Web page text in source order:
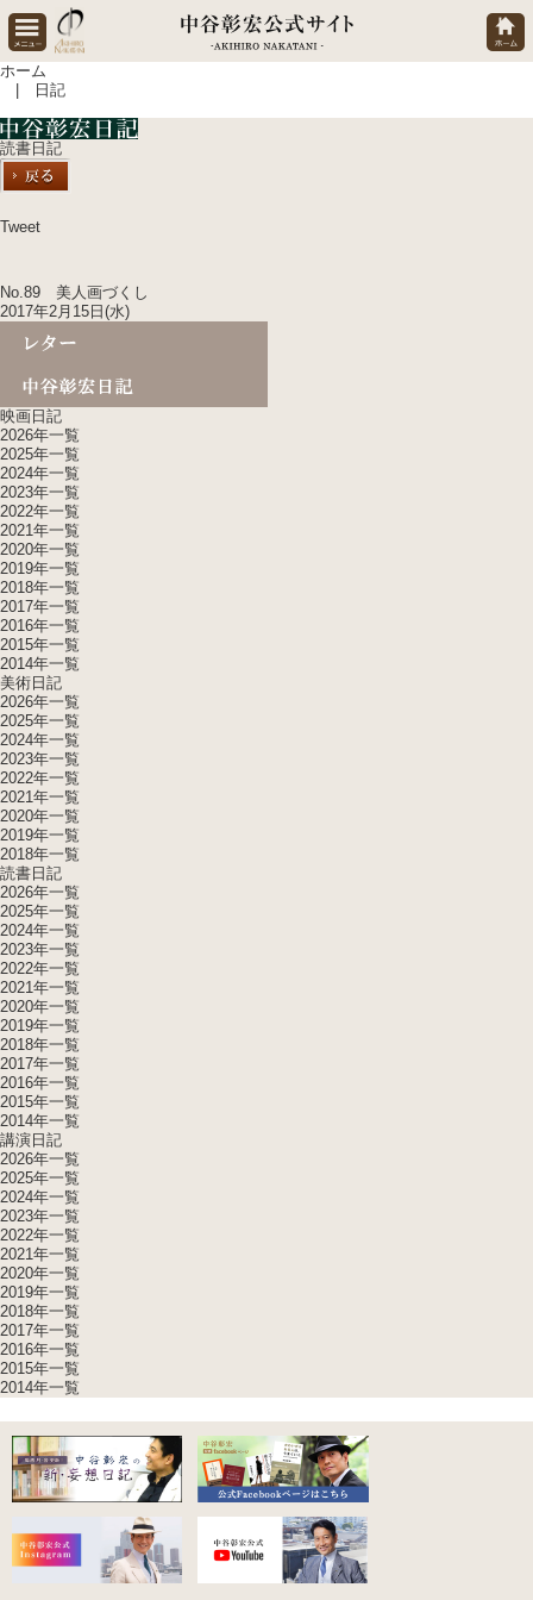
ホーム
| 日記
読書日記
Tweet
No.89 美人画づくし
2017年2月15日(水)
映画日記
2026年一覧
2025年一覧
2024年一覧
2023年一覧
2022年一覧
2021年一覧
2020年一覧
2019年一覧
2018年一覧
2017年一覧
2016年一覧
2015年一覧
2014年一覧
美術日記
2026年一覧
2025年一覧
2024年一覧
2023年一覧
2022年一覧
2021年一覧
2020年一覧
2019年一覧
2018年一覧
読書日記
2026年一覧
2025年一覧
2024年一覧
2023年一覧
2022年一覧
2021年一覧
2020年一覧
2019年一覧
2018年一覧
2017年一覧
2016年一覧
2015年一覧
2014年一覧
講演日記
2026年一覧
2025年一覧
2024年一覧
2023年一覧
2022年一覧
2021年一覧
2020年一覧
2019年一覧
2018年一覧
2017年一覧
2016年一覧
2015年一覧
2014年一覧